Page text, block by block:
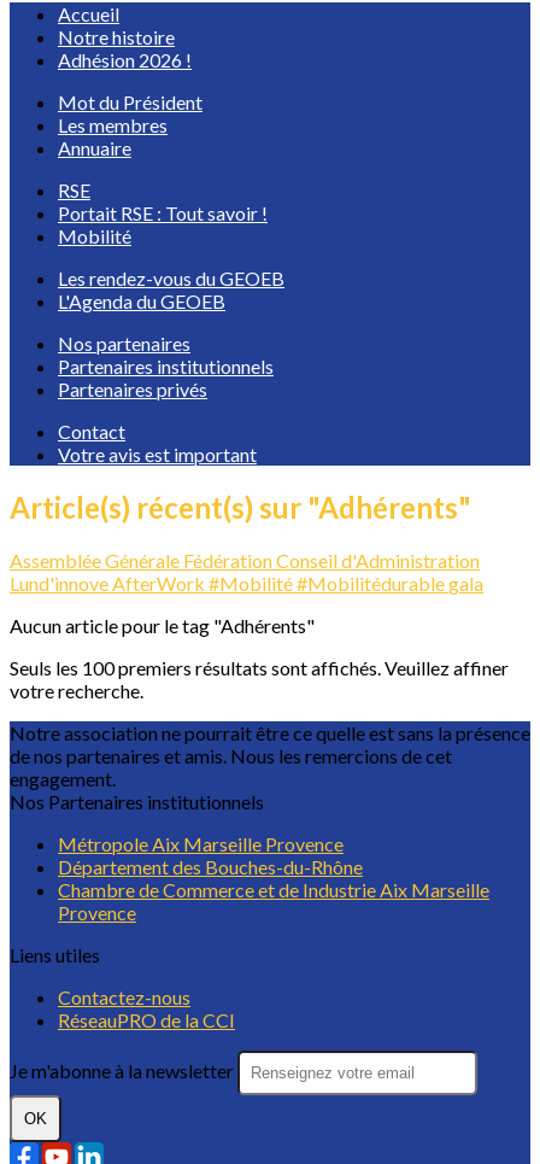
Accueil
Notre histoire
Adhésion 2026 !
Mot du Président
Les membres
Annuaire
RSE
Portait RSE : Tout savoir !
Mobilité
Les rendez-vous du GEOEB
L'Agenda du GEOEB
Nos partenaires
Partenaires institutionnels
Partenaires privés
Contact
Votre avis est important
Article(s) récent(s) sur "Adhérents"
Assemblée Générale FédérationConseil d'Administration
Lund'innoveAfterWork #Mobilité#Mobilitédurablegala
Aucun article pour le tag "Adhérents"
Seuls les 100 premiers résultats sont affichés. Veuillez affiner
votre recherche.
Notre association ne pourrait être ce quelle est sans la présence
de nos partenaires et amis. Nous les remercions de cet
engagement.
Nos Partenaires institutionnels
Métropole Aix Marseille Provence
Département des Bouches-du-Rhône
Chambre de Commerce et de Industrie Aix Marseille
Provence
Liens utiles
Contactez-nous
RéseauPRO de la CCI
Je m'abonne à la newsletter
OK